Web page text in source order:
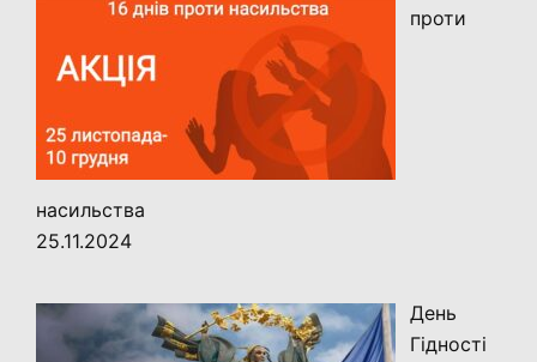
проти
насильства
25.11.2024
День
Гідності